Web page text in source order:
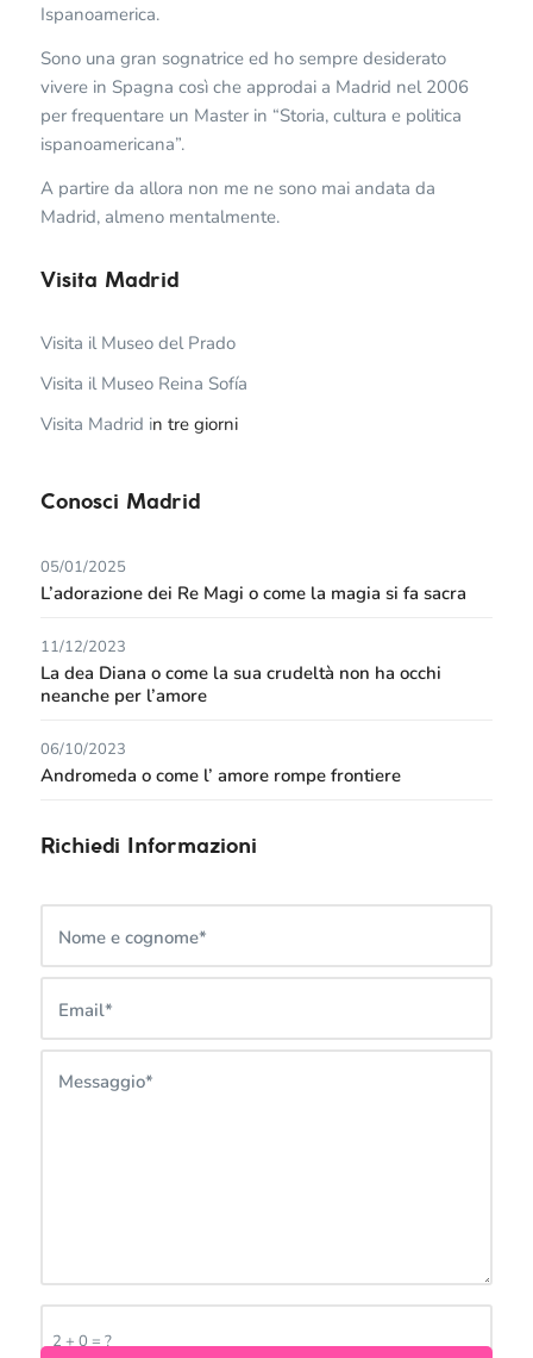
Ispanoamerica.
Sono una gran sognatrice ed ho sempre desiderato
vivere in Spagna così che approdai a Madrid nel 2006
per frequentare un Master in “Storia, cultura e politica
ispanoamericana”.
A partire da allora non me ne sono mai andata da
Madrid, almeno mentalmente.
Visita Madrid
Visita il Museo del Prado
Visita il Museo Reina Sofía
Visita Madrid in tre giorni
Conosci Madrid
05/01/2025
L’adorazione dei Re Magi o come la magia si fa sacra
11/12/2023
La dea Diana o come la sua crudeltà non ha occhi
neanche per l’amore
06/10/2023
Andromeda o come l’ amore rompe frontiere
Richiedi Informazioni
2 + 0 = ?